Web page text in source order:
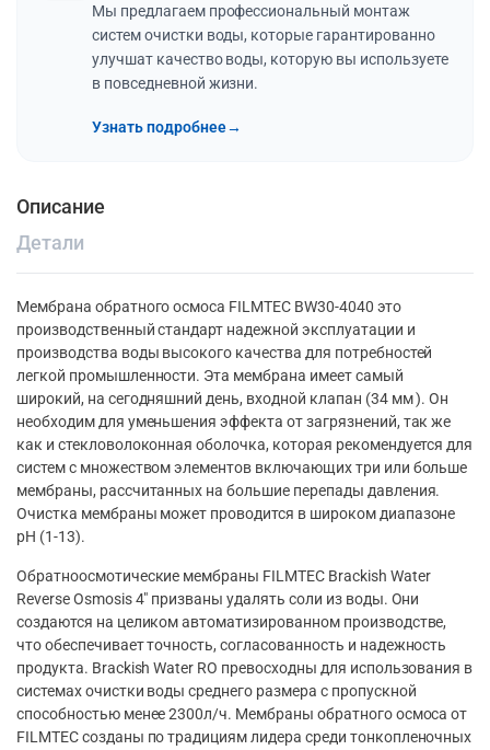
Мы предлагаем профессиональный монтаж
систем очистки воды, которые гарантированно
улучшат качество воды, которую вы используете
в повседневной жизни.
Узнать подробнее→
Описание
Детали
Мембрана обратного осмоса FILMTEC BW30-4040 это
производственный стандарт надежной эксплуатации и
производства воды высокого качества для потребностей
легкой промышленности. Эта мембрана имеет самый
широкий, на сегодняшний день, входной клапан (34 мм ). Он
необходим для уменьшения эффекта от загрязнений, так же
как и стекловолоконная оболочка, которая рекомендуется для
систем с множеством элементов включающих три или больше
мембраны, рассчитанных на большие перепады давления.
Очистка мембраны может проводится в широком диапазоне
pH (1-13).
Обратноосмотические мембраны FILMTEC Brackish Water
Reverse Osmosis 4″ призваны удалять соли из воды. Они
создаются на целиком автоматизированном производстве,
что обеспечивает точность, согласованность и надежность
продукта. Brackish Water RO превосходны для использования в
системах очистки воды среднего размера с пропускной
способностью менее 2300л/ч. Мембраны обратного осмоса от
FILMTEC созданы по традициям лидера среди тонкопленочных